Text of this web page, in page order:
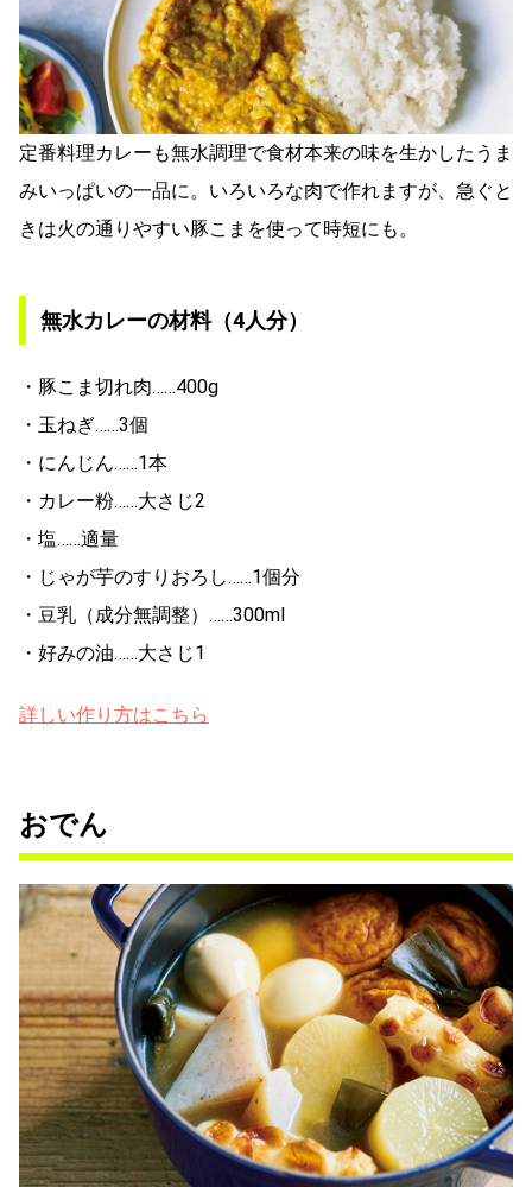
定番料理カレーも無水調理で食材本来の味を生かしたうま
みいっぱいの一品に。いろいろな肉で作れますが、急ぐと
きは火の通りやすい豚こまを使って時短にも。
無水カレーの材料（4人分）
・豚こま切れ肉……400g
・玉ねぎ……3個
・にんじん……1本
・カレー粉……大さじ2
・塩……適量
・じゃが芋のすりおろし……1個分
・豆乳（成分無調整）……300ml
・好みの油……大さじ1
詳しい作り方はこちら
おでん